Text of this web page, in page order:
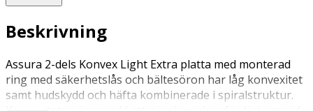
Beskrivning
Assura 2-dels Konvex Light Extra platta med monterad
ring med säkerhetslås och bältesöron har låg konvexitet
samt hudskydd och häfta kombinerade i spiralstruktur.